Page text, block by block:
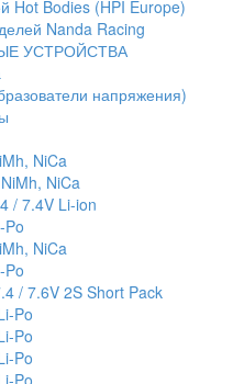
Hot Bodies (HPI Europe)
Nanda Racing
УСТРОЙСТВА
напряжения)
NiCa
NiCa
/ 7.4V Li-ion
Po
NiCa
Po
/ 7.6V 2S Short Pack
Po
Po
Po
Po